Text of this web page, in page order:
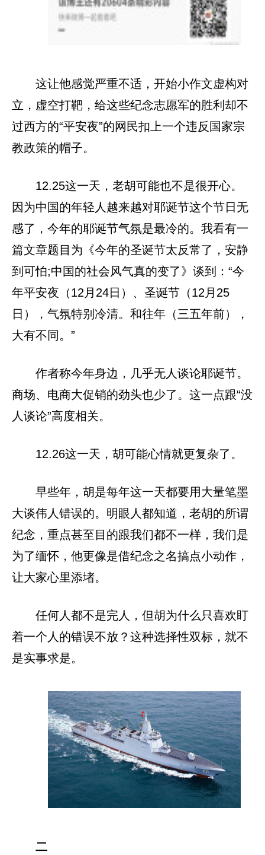
这让他感觉严重不适，开始小作文虚构对
立，虚空打靶，给这些纪念志愿军的胜利却不
过西方的“平安夜”的网民扣上一个违反国家宗
教政策的帽子。
12.25这一天，老胡可能也不是很开心。
因为中国的年轻人越来越对耶诞节这个节日无
感了，今年的耶诞节气氛是最冷的。我看有一
篇文章题目为《今年的圣诞节太反常了，安静
到可怕;中国的社会风气真的变了》谈到： “今
年平安夜（12月24日）、圣诞节（12月25
日），气氛特别冷清。和往年（三五年前），
大有不同。”
作者称今年身边，几乎无人谈论耶诞节。
商场、电商大促销的劲头也少了。这一点跟“没
人谈论”高度相关。
12.26这一天，胡可能心情就更复杂了。
早些年，胡是每年这一天都要用大量笔墨
大谈伟人错误的。明眼人都知道，老胡的所谓
纪念，重点甚至目的跟我们都不一样，我们是
为了缅怀，他更像是借纪念之名搞点小动作，
让大家心里添堵。
任何人都不是完人，但胡为什么只喜欢盯
着一个人的错误不放？这种选择性双标，就不
是实事求是。
二